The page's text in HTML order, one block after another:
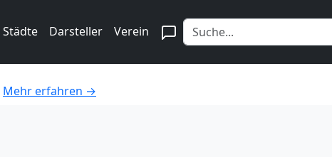
Städte Darsteller Verein
Mehr erfahren →